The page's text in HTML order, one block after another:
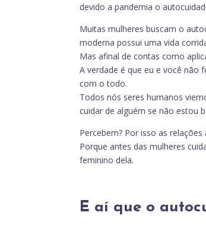
devido a pandemia o
Muitas mulheres buscam o
moderna possui uma vida
Mas afinal de contas como
A verdade é que eu e você não
com o todo.
Todos nós seres humanos
cuidar de alguém se não estou
Percebem? Por isso as
Porque antes das mulheres
feminino dela.
E aí que o